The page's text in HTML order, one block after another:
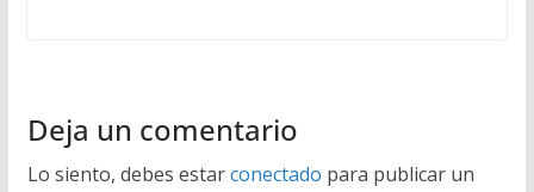
Deja un comentario
Lo siento, debes estarconectado para publicar un